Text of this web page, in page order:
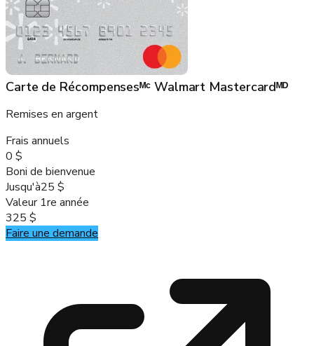
Carte de Récompensesᴹᶜ Walmart Mastercardᴹᴰ
Remises en argent
Frais annuels
0 $
Boni de bienvenue
Jusqu'à25 $
Valeur 1re année
325 $
Faire une demande